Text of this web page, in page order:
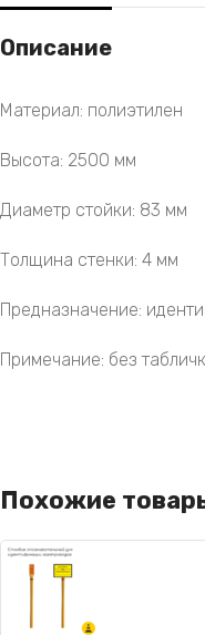
Описание
Материал: полиэтилен
Высота: 2500 мм
Диаметр стойки: 83 мм
Толщина стенки: 4 мм
Предназначение:
Примечание: без
Похожие